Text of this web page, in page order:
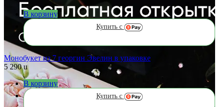
В корзину
Купить с
Монобукет из 7 георгин Эвелин в упаковке
5 290 u
В корзину
Купить с